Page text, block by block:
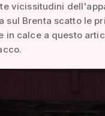
vicissitudini
sul Brenta scatto le
in calce a questo